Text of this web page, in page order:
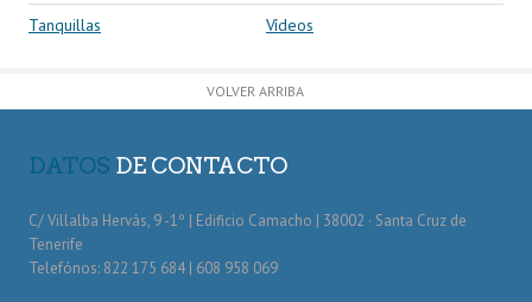
Tanquillas
Vídeos
VOLVER ARRIBA
DATOS DE CONTACTO
C/ Villalba Hervás, 9 -1º | Edificio Camacho | 38002 · Santa Cruz de
Tenerife
Telefónos: 822 175 684 | 608 958 069